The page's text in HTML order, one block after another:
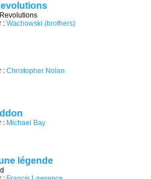
: Wachowski (brothers)
: Christopher Nolan
: Michael Bay
légende